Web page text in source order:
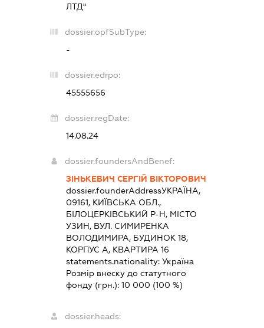
ЛТД"
dossier.opfSubType:
-
dossier.edrpo:
45555656
dossier.regDate:
14.08.24
dossier.foundersAndBenef:
ЗІНЬКЕВИЧ СЕРГІЙ ВІКТОРОВИЧ
dossier.founderAddressУКРАЇНА,
09161, КИЇВСЬКА ОБЛ.,
БІЛОЦЕРКІВСЬКИЙ Р-Н, МІСТО
УЗИН, ВУЛ. СИМИРЕНКА
ВОЛОДИМИРА, БУДИНОК 18,
КОРПУС А, КВАРТИРА 16
statements.nationality: Україна
Розмір внеску до статутного
фонду (грн.): 10 000 (100 %)
dossier.heads: